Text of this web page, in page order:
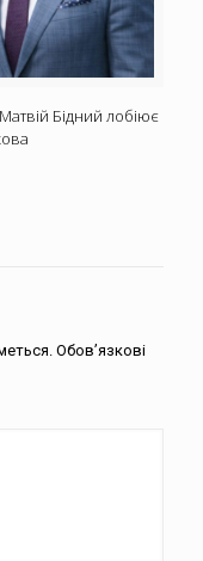
Бідний лобіює
Обов’язкові